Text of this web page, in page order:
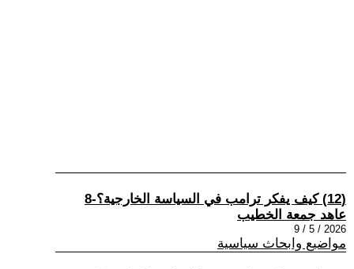
(12) كيف يفكر ترامب في السياسة الخارجية؟-8
عاهد جمعة الخطيب
2026 / 5 / 9
مواضيع وابحاث سياسية